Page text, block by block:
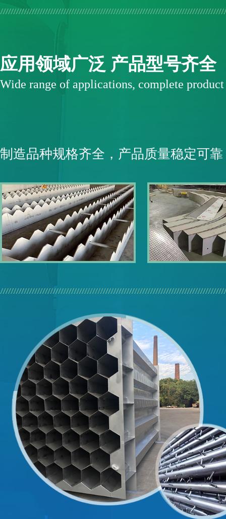
应用领域广泛 产品型号齐全
Wide range of applications, complete
制造品种规格齐全，产品质量稳定可靠